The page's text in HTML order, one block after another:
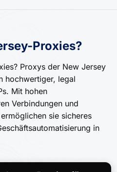
Proxies?
Proxys der New Jersey
hochwertiger, legal
Mit hohen
Verbindungen und
sie sicheres
in